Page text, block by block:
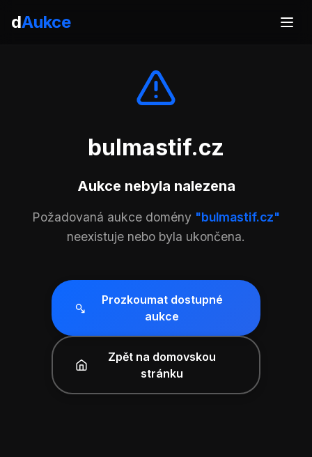
dAukce
bulmastif.cz
Aukce nebyla nalezena
Požadovaná aukce domény "bulmastif.cz"
neexistuje nebo byla ukončena.
Prozkoumat dostupné
aukce
Zpět na domovskou
stránku